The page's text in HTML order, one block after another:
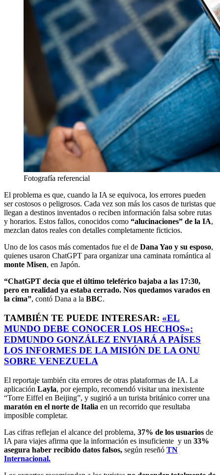
Fotografía referencial
El problema es que, cuando la IA se equivoca, los errores pueden
ser costosos o peligrosos. Cada vez son más los casos de turistas que
llegan a destinos inventados o reciben información falsa sobre rutas
y horarios. Estos fallos, conocidos como “alucinaciones” de la IA,
mezclan datos reales con detalles completamente ficticios.
Uno de los casos más comentados fue el de Dana Yao y su esposo,
quienes usaron ChatGPT para organizar una caminata romántica al
monte Misen, en Japón.
“ChatGPT decía que el último teleférico bajaba a las 17:30,
pero en realidad ya estaba cerrado. Nos quedamos varados en
la cima”, contó Dana a la BBC.
TAMBIÉN TE PUEDE INTERESAR: «EL
MUNDO DEBE CONOCER LOS HECHOS»:
EDMUNDO GONZÁLEZ ENVIARÁ A PAÍSES
LOS INFORMES DE LA MISIÓN DE LA ONU
SOBRE VENEZUELA
El reportaje también cita errores de otras plataformas de IA. La
aplicación Layla, por ejemplo, recomendó visitar una inexistente
“Torre Eiffel en Beijing”, y sugirió a un turista británico correr una
maratón en el norte de Italia en un recorrido que resultaba
imposible completar.
Las cifras reflejan el alcance del problema, 37% de los usuarios de
IA para viajes afirma que la información es insuficiente y un 33%
asegura haber recibido datos falsos, según reseñó TN
Internacional.